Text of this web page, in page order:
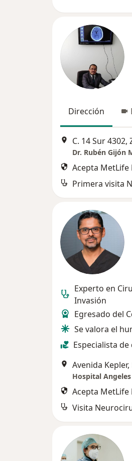
Dirección
Dr. Rubén Gijón
Acepta MetLife
Primera visita
Experto en
Invasión
Egresado del
Se valora el
Especialista
Avenida Kepler,
Acepta MetLife
Visita